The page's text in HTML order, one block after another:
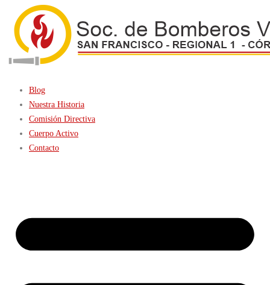
Blog
Nuestra Historia
Comisión Directiva
Cuerpo Activo
Contacto